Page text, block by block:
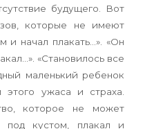
будущего. Вот
которые не имеют
и начал плакать…». «Он
«Становилось все
маленький ребенок
ужаса и страха.
которое не может
под кустом, плакал и